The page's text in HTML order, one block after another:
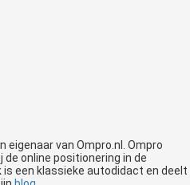
eigenaar van Ompro.nl. Ompro
online positionering in de
een klassieke autodidact en deelt